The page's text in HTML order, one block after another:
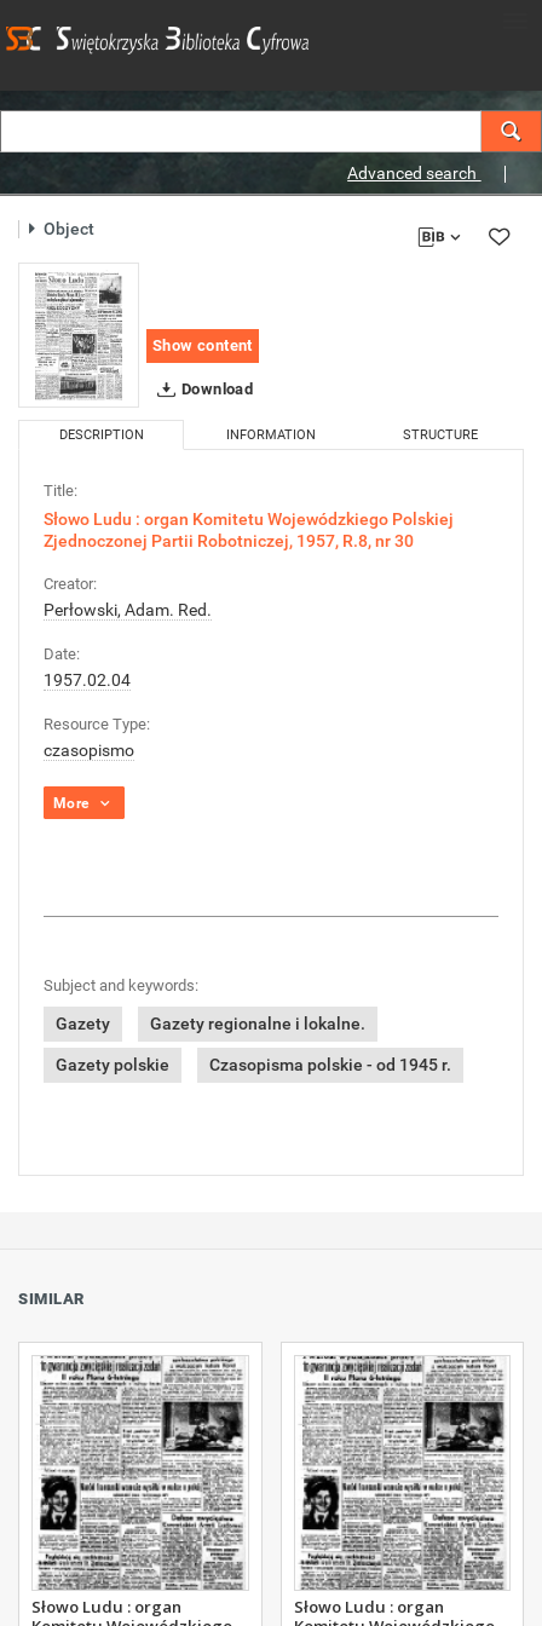
Advanced search
Object
Show content
Download
DESCRIPTION INFORMATION STRUCTURE
Title:
Słowo Ludu : organ Komitetu Wojewódzkiego Polskiej
Zjednoczonej Partii Robotniczej, 1957, R.8, nr 30
Creator:
Perłowski, Adam. Red.
Date:
1957.02.04
Resource Type:
czasopismo
More
Subject and keywords:
Gazety Gazety regionalne i lokalne.
Gazety polskie Czasopisma polskie - od 1945 r.
SIMILAR
Słowo Ludu : organ
Słowo Ludu : organ